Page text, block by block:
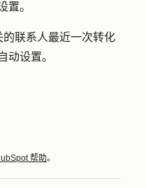
置。
的联系人最近一次转化
动设置。
帮助。